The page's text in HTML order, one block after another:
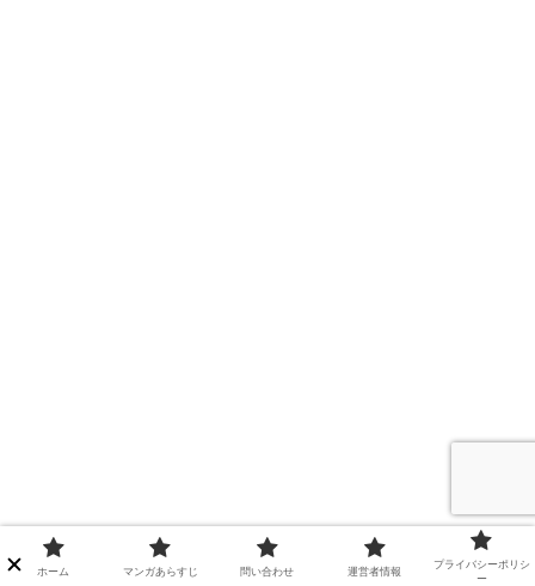
ホーム マンガあらすじ 問い合わせ 運営者情報
プライバシーポリシ
ー